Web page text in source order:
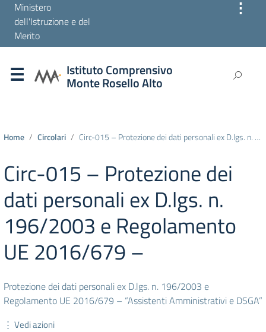
Ministero
dell'Istruzione e del
Merito
⋮
Istituto Comprensivo
Monte Rosello Alto
Home Circolari Circ-015 – Protezione dei dati personali ex D.lgs. n. 196/2003 e Regolamento UE 2016/679 –
Circ-015 – Protezione dei
dati personali ex D.lgs. n.
196/2003 e Regolamento
UE 2016/679 –
Protezione dei dati personali ex D.lgs. n. 196/2003 e
Regolamento UE 2016/679 – “Assistenti Amministrativi e DSGA”
⋮ Vedi azioni